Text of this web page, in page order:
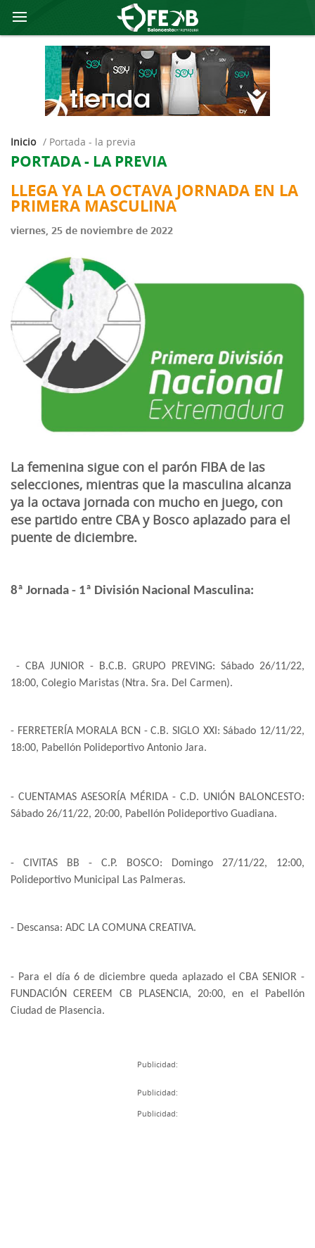
Inicio / portada - la previa
PORTADA - LA PREVIA
LLEGA YA LA OCTAVA JORNADA EN LA
PRIMERA MASCULINA
viernes, 25 de noviembre de 2022
La femenina sigue con el parón FIBA de las
selecciones, mientras que la masculina alcanza
ya la octava jornada con mucho en juego, con
ese partido entre CBA y Bosco aplazado para el
puente de diciembre.
8ª Jornada - 1ª División Nacional Masculina:
- CBA JUNIOR - B.C.B. GRUPO PREVING: Sábado 26/11/22,
18:00, Colegio Maristas (Ntra. Sra. Del Carmen).
- FERRETERÍA MORALA BCN - C.B. SIGLO XXI: Sábado 12/11/22,
18:00, Pabellón Polideportivo Antonio Jara.
- CUENTAMAS ASESORÍA MÉRIDA - C.D. UNIÓN BALONCESTO:
Sábado 26/11/22, 20:00, Pabellón Polideportivo Guadiana.
- CIVITAS BB - C.P. BOSCO: Domingo 27/11/22, 12:00,
Polideportivo Municipal Las Palmeras.
- Descansa: ADC LA COMUNA CREATIVA.
- Para el día 6 de diciembre queda aplazado el CBA SENIOR -
FUNDACIÓN CEREEM CB PLASENCIA, 20:00, en el Pabellón
Ciudad de Plasencia.
Publicidad:
Publicidad:
Publicidad: